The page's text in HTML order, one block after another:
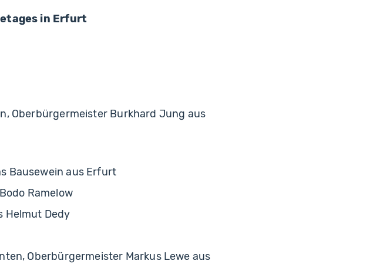
in Erfurt
Oberbürgermeister Burkhard Jung aus
Bausewein aus Erfurt
Ramelow
Helmut Dedy
Oberbürgermeister Markus Lewe aus